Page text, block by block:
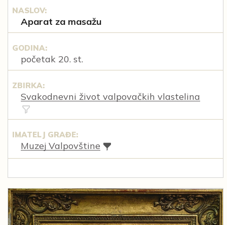
NASLOV:
Aparat za masažu
GODINA:
početak 20. st.
ZBIRKA:
Svakodnevni život valpovačkih vlastelina
IMATELJ GRAĐE:
Muzej Valpovštine